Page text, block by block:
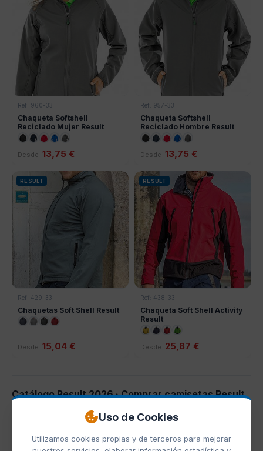
Uso de Cookies
Utilizamos cookies propias y de terceros para mejorar
Ref: 960-33
Chaqueta Softshell
Reciclado Mujer Result
Desde 13,75 €
Ref: 957-33
Chaqueta Softshell
Reciclado Hombre Result
Desde 13,75 €
RESULT
Ref: 429-33
Chaquetas Soft Shell Result
Desde 15,04 €
RESULT
Ref: 438-33
Chaqueta Soft Shell Activity
Result
Desde 25,87 €
Catálogo Result 2026 · Comprar camisetas Result
trabajamos con elCatálogo Result 2026al completo:6